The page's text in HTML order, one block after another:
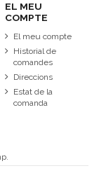
EL MEU
COMPTE
El meu compte
Historial de
comandes
Direccions
Estat de la
comanda